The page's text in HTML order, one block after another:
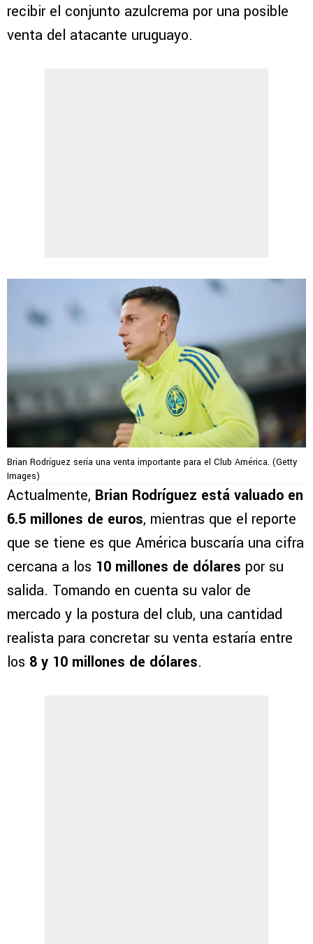
recibir el conjunto azulcrema por una posible
venta del atacante uruguayo.
Brian Rodríguez sería una venta importante para el Club América. (Getty
Images)
Actualmente, Brian Rodríguez está valuado en
6.5 millones de euros, mientras que el reporte
que se tiene es que América buscaría una cifra
cercana a los 10 millones de dólares por su
salida. Tomando en cuenta su valor de
mercado y la postura del club, una cantidad
realista para concretar su venta estaría entre
los 8 y 10 millones de dólares.